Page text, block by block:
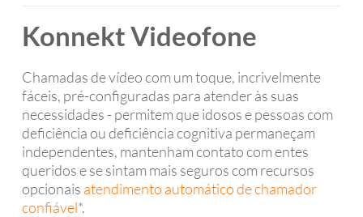
Konnekt Videofone
Chamadas de vídeo com um toque, incrivelmente
fáceis, pré-configuradas para atender às suas
necessidades - permitem que idosos e pessoas com
deficiência ou deficiência cognitiva permaneçam
independentes, mantenham contato com entes
queridos e se sintam mais seguros com recursos
opcionais atendimento automático de chamador
confiável*.